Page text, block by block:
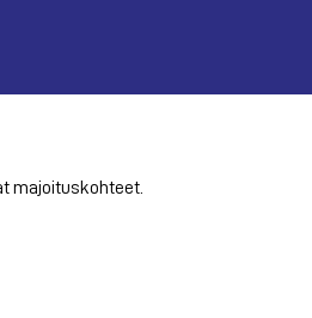
majoituskohteet.